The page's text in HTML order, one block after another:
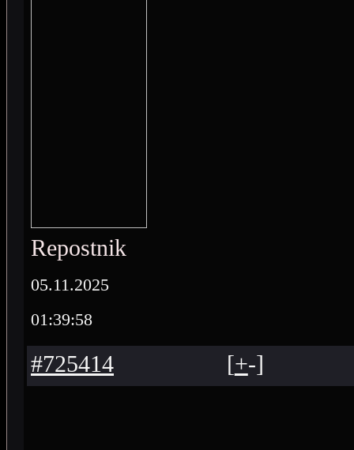
Repostnik
05.11.2025
01:39:58
#725414 [+-]